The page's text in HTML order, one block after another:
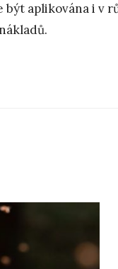
být aplikována i v